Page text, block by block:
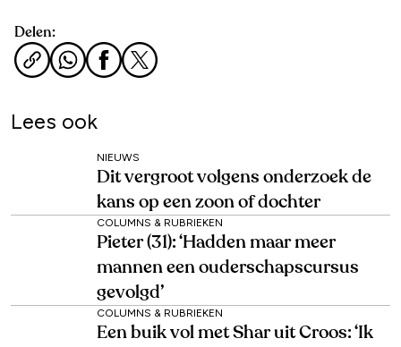
Delen:
Lees ook
NIEUWS
Dit vergroot volgens onderzoek de
kans op een zoon of dochter
COLUMNS & RUBRIEKEN
Pieter (31): ‘Hadden maar meer
mannen een ouderschapscursus
gevolgd’
COLUMNS & RUBRIEKEN
Een buik vol met Shar uit Croos: ‘Ik